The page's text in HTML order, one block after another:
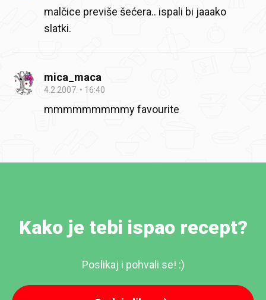
malčice previše šećera.. ispali bi jaaako
slatki.
mica_maca
4.2.2007. 16:40
mmmmmmmmmy favourite
Kako je tebi ispao recept?
Poslikaj i pohvali se! :)